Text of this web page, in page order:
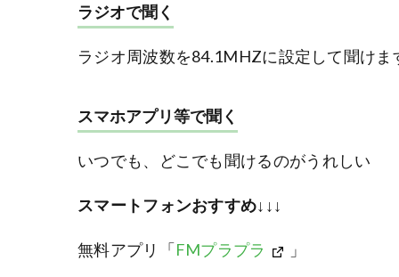
ラジオで聞く
ラジオ周波数を84.1MHZに設定して聞けま
スマホアプリ等で聞く
いつでも、どこでも聞けるのがうれしい
スマートフォンおすすめ↓↓↓
無料アプリ「FMプラプラ 」